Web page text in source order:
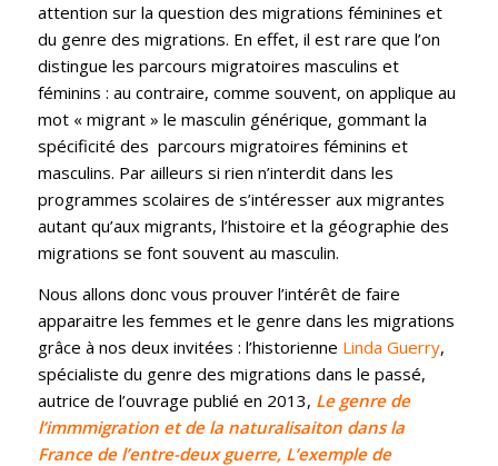
attention sur la question des migrations féminines et
du genre des migrations. En effet, il est rare que l’on
distingue les parcours migratoires masculins et
féminins : au contraire, comme souvent, on applique au
mot « migrant » le masculin générique, gommant la
spécificité des parcours migratoires féminins et
masculins. Par ailleurs si rien n’interdit dans les
programmes scolaires de s’intéresser aux migrantes
autant qu’aux migrants, l’histoire et la géographie des
migrations se font souvent au masculin.
Nous allons donc vous prouver l’intérêt de faire
apparaitre les femmes et le genre dans les migrations
grâce à nos deux invitées : l’historienne Linda Guerry,
spécialiste du genre des migrations dans le passé,
autrice de l’ouvrage publié en 2013, Le genre de
l’immmigration et de la naturalisaiton dans la
France de l’entre-deux guerre, L’exemple de